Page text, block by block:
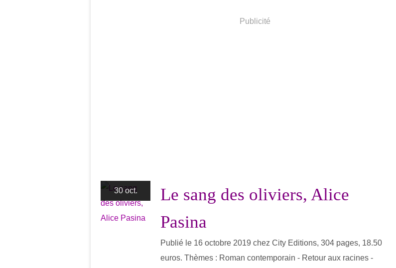
Publicité
30 oct.
Le sang des oliviers, Alice
Pasina
Publié le 16 octobre 2019 chez City Editions, 304 pages, 18.50
euros. Thèmes : Roman contemporain - Retour aux racines -